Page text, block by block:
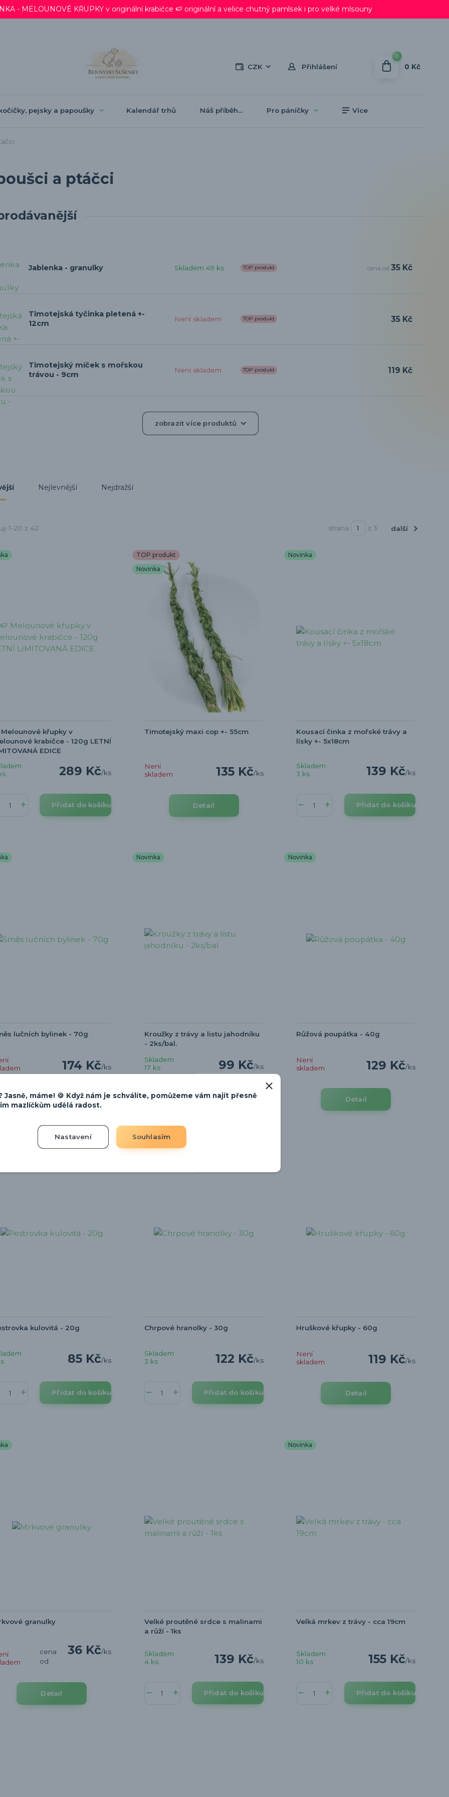
- MELOUNOVÉ KŘUPKY v originální krabičce 🍉 originální a velice chutný pamlsek i pro velké mlsouny
CZK Přihlášení
0
0 Kč
pejsky a papoušky Kalendář trhů Náš příběh... Pro páníčky Více
a ptáčci
Jablenka - granulky Skladem 49 ks TOP produkt cena od35 Kč
Timotejská tyčinka pletená +-
12cm
Není skladem TOP produkt 35 Kč
Timotejský míček s mořskou
trávou - 9cm
Není skladem TOP produkt 119 Kč
zobrazit více produktů
Nejlevnější Nejdražší
1-20 z 42 strana z 3 další
Melounové křupky v
krabičce - 120g LETNÍ
EDICE
289 Kč/ks
Přidat do košíku
TOP produkt
Novinka
Timotejský maxi cop +- 55cm
135 Kč/ks
Není
skladem
Detail
Novinka
Kousací činka z mořské trávy a
lísky +- 5x18cm
139 Kč/ks
Skladem
3 ks
Přidat do košíku
lučních bylinek - 70g
174 Kč/ks
Detail
Novinka
Kroužky z trávy a listu jahodníku
- 2ks/bal.
99 Kč/ks
Skladem
17 ks
Přidat do košíku
Novinka
Růžová poupátka - 40g
129 Kč/ks
Není
skladem
Detail
kulovitá - 20g
85 Kč/ks
Přidat do košíku
Novinka
Chrpové hranolky - 30g
122 Kč/ks
Skladem
3 ks
Přidat do košíku
Hruškové křupky - 60g
119 Kč/ks
Není
skladem
Detail
granulky
cena
od
36 Kč/ks
Detail
Velké proutěné srdce s malinami
a růží - 1ks
139 Kč/ks
Skladem
4 ks
Přidat do košíku
Novinka
Velká mrkev z trávy - cca 19cm
155 Kč/ks
Skladem
10 ks
Přidat do košíku
Jasně, máme! 🍪 Když nám je schválíte, pomůžeme vám najít přesně
mazlíčkům udělá radost.
Nastavení Souhlasím